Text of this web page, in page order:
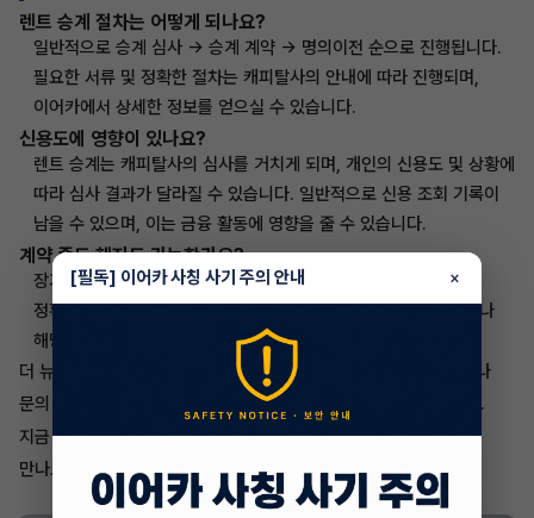
렌트 승계 절차는 어떻게 되나요?
일반적으로 승계 심사 → 승계 계약 → 명의이전 순으로 진행됩니다.
필요한 서류 및 정확한 절차는 캐피탈사의 안내에 따라 진행되며,
이어카에서 상세한 정보를 얻으실 수 있습니다.
신용도에 영향이 있나요?
렌트 승계는 캐피탈사의 심사를 거치게 되며, 개인의 신용도 및 상황에
따라 심사 결과가 달라질 수 있습니다. 일반적으로 신용 조회 기록이
남을 수 있으며, 이는 금융 활동에 영향을 줄 수 있습니다.
계약 중도 해지도 가능한가요?
장기렌트 계약의 중도 해지는 일반적으로 위약금이 발생합니다.
정확한 중도 해지 조건 및 위약금 규정은 계약서를 통해 확인하거나
해당 캐피탈사에 문의하셔야 합니다.
더 뉴스포티지 하이브리드 장기렌트 승계 매물에 대한 자세한 정보나
문의 사항은 이어카 홈페이지 또는 앱을 통해 확인하실 수 있습니다.
지금 바로https://www.eacar.co.kr에서 이 특별한 기회를
만나보세요.
[필독] 이어카 사칭 사기 주의 안내 ×